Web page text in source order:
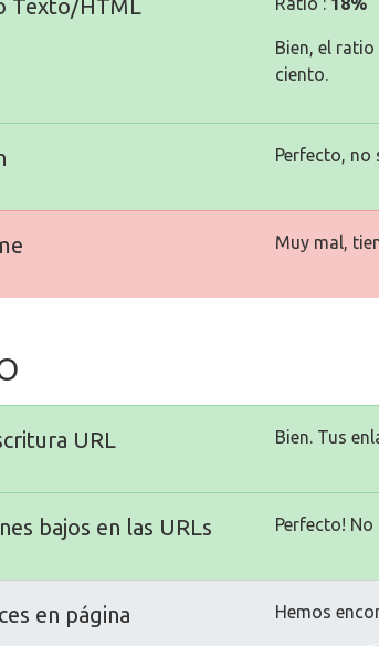
Texto/HTML
Bien, el
ciento.
Perfecto, no
Muy mal,
URL Bien. Tus
bajos en las URLs Perfecto!
en página Hemos